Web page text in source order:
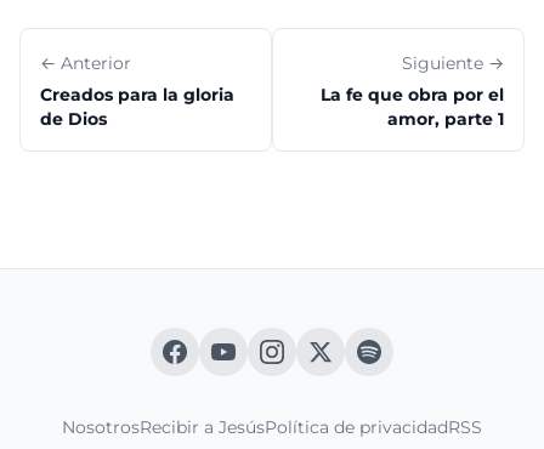
← Anterior
Creados para la gloria
de Dios
Siguiente →
La fe que obra por el
amor, parte 1
NosotrosRecibir a JesúsPolítica de privacidadRSS